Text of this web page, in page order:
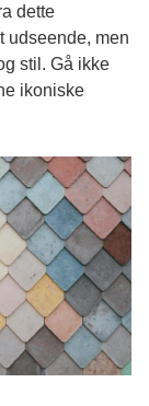
dette
udseende, men
stil. Gå ikke
ikoniske